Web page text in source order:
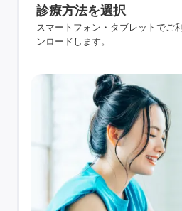
診療方法を選択
スマートフォン・タブレットでご
ンロードします。